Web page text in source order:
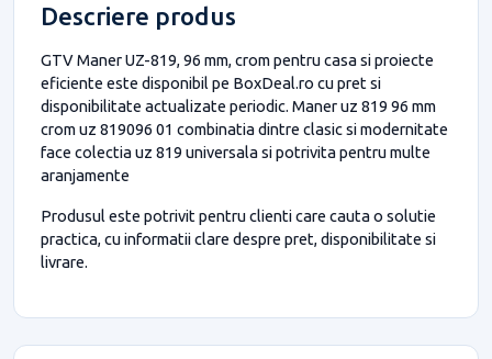
Descriere produs
GTV Maner UZ-819, 96 mm, crom pentru casa si proiecte
eficiente este disponibil pe BoxDeal.ro cu pret si
disponibilitate actualizate periodic. Maner uz 819 96 mm
crom uz 819096 01 combinatia dintre clasic si modernitate
face colectia uz 819 universala si potrivita pentru multe
aranjamente
Produsul este potrivit pentru clienti care cauta o solutie
practica, cu informatii clare despre pret, disponibilitate si
livrare.